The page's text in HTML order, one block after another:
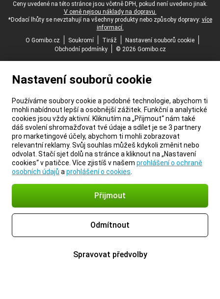
Právní zápatí
Ceny uvedené na této stránce jsou včetně DPH, pokud není uvedeno jinak.
V ceně nejsou náklady na dopravu.
*Dodací lhůty se nevztahují na všechny produkty nebo způsoby dopravy: více
informací.
O Gomibo.cz
Soukromí Tiráž
Nastavení souborů cookie
Obchodní podmínky
© 2026 Gomibo.cz
Nastavení souborů cookie
Používáme soubory cookie a podobné technologie, abychom ti
mohli nabídnout lepší a osobnější zážitek. Funkční a analytické
cookies jsou vždy aktivní. Kliknutím na „Přijmout“ nám také
dáš svolení shromažďovat tvé údaje a sdílet je se 3 partnery
pro marketingové účely, abychom ti mohli zobrazovat
relevantní reklamy. Svůj souhlas můžeš kdykoli změnit nebo
odvolat. Stačí sjet dolů na stránce a kliknout na „Nastavení
cookies“ v patičce. Více zjistíš v našem prohlášení o ochraně
osobních údajů a prohlášení o cookies
Přijmout
Odmítnout
Spravovat předvolby